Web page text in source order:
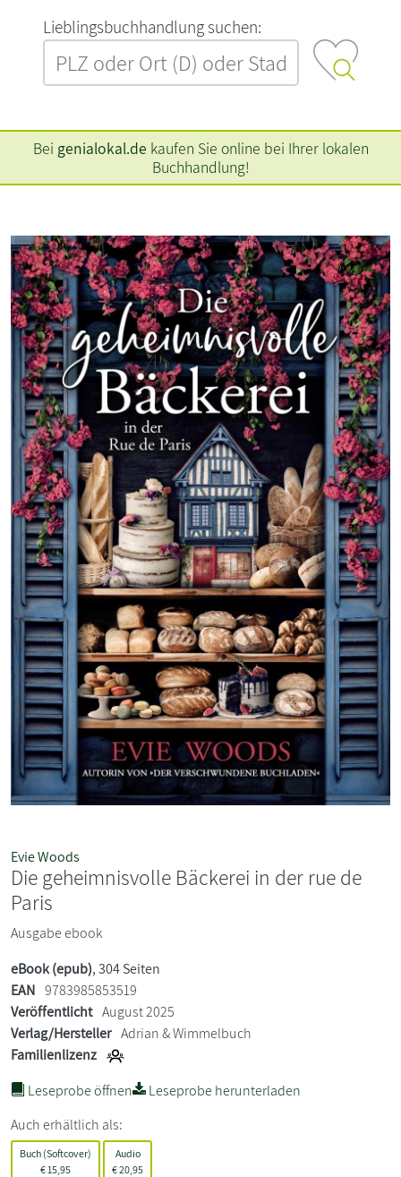
L‍i‍e‍b‍l‍i‍n‍g‍s‍b‍u‍c‍h‍h‍a‍n‍d‍l‍u‍n‍g‍ ‍s‍u‍c‍h‍e‍n‍:‍
Bei genialokal.de kaufen Sie online bei Ihrer lokalen
Buchhandlung!
Evie Woods
Die geheimnisvolle Bäckerei in der rue de
Paris
Ausgabe ebook
eBook (epub), 304 Seiten
EAN 9783985853519
Veröffentlicht August 2025
Verlag/Hersteller Adrian & Wimmelbuch
Familienlizenz
Leseprobe öffnen
Leseprobe herunterladen
Auch erhältlich als:
Buch (Softcover)
€ 15,95
Audio
€20,95